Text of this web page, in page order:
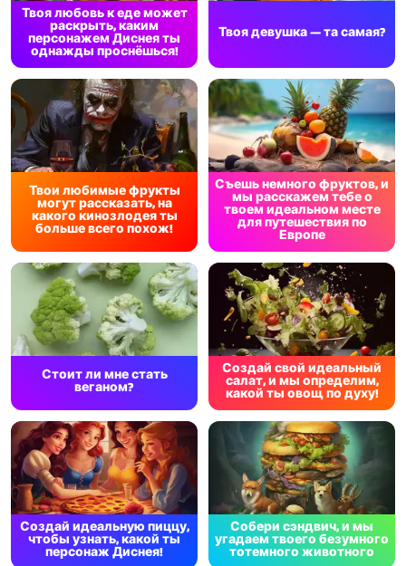
Твоя любовь к еде может
раскрыть, каким
персонажем Диснея ты
однажды проснёшься!
Твоя девушка — та самая?
Твои любимые фрукты
могут рассказать, на
какого кинозлодея ты
больше всего похож!
Съешь немного фруктов, и
мы расскажем тебе о
твоем идеальном месте
для путешествия по
Европе
Стоит ли мне стать
веганом?
Создай свой идеальный
салат, и мы определим,
какой ты овощ по духу!
Создай идеальную пиццу,
чтобы узнать, какой ты
персонаж Диснея!
Собери сэндвич, и мы
угадаем твоего безумного
тотемного животного